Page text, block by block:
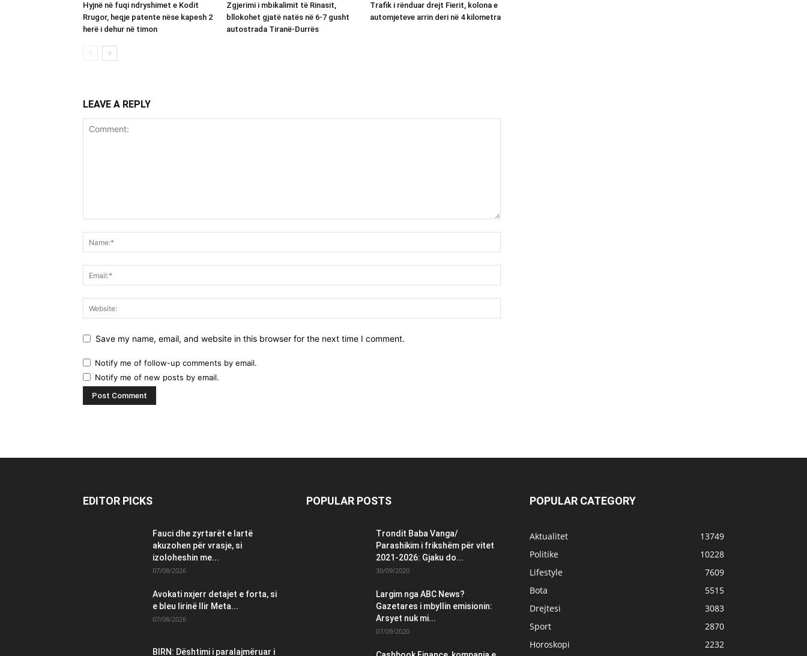
Hyjnë në fuqi ndryshimet e Kodit
Rrugor, heqje patente nëse kapesh 2
herë i dehur në timon
Zgjerimi i mbikalimit të Rinasit,
bllokohet gjatë natës në 6-7 gusht
autostrada Tiranë-Durrës
Trafik i rënduar drejt Fierit, kolona e
automjeteve arrin deri në 4 kilometra
LEAVE A REPLY
Save my name, email, and website in this browser for the next time I comment.
Notify me of follow-up comments by email.
Notify me of new posts by email.
EDITOR PICKS
Fauci dhe zyrtarët e lartë
akuzohen për vrasje, si
izoloheshin me...
07/08/2026
Avokati nxjerr detajet e forta, si
e bleu lirinë Ilir Meta...
07/08/2026
BIRN: Dështimi i paralajmëruar i
POPULAR POSTS
Trondit Baba Vanga/
Parashikim i frikshëm për vitet
2021-2026: Gjaku do...
30/09/2020
Largim nga ABC News?
Gazetares i mbyllin emisionin:
Arsyet nuk mi...
07/09/2020
POPULAR CATEGORY
Aktualitet
13749
Politike
10228
Lifestyle
7609
Bota
5515
Drejtesi
3083
Sport
2870
Horoskopi
2232